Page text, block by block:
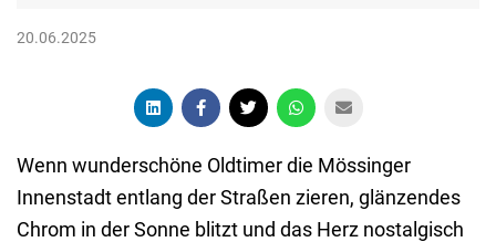
20.06.2025
Wenn wunderschöne Oldtimer die Mössinger
Innenstadt entlang der Straßen zieren, glänzendes
Chrom in der Sonne blitzt und das Herz nostalgisch